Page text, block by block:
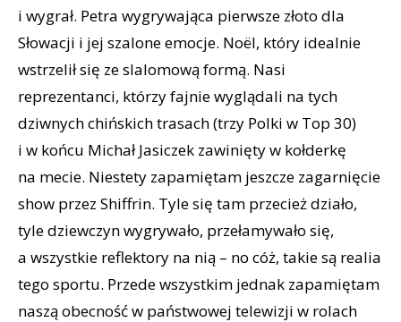
i wygrał. Petra wygrywająca pierwsze złoto dla
Słowacji i jej szalone emocje. Noël, który idealnie
wstrzelił się ze slalomową formą. Nasi
reprezentanci, którzy fajnie wyglądali na tych
dziwnych chińskich trasach (trzy Polki w Top 30)
i w końcu Michał Jasiczek zawinięty w kołderkę
na mecie. Niestety zapamiętam jeszcze zagarnięcie
show przez Shiffrin. Tyle się tam przecież działo,
tyle dziewczyn wygrywało, przełamywało się,
a wszystkie reflektory na nią – no cóż, takie są realia
tego sportu. Przede wszystkim jednak zapamiętam
naszą obecność w państwowej telewizji w rolach